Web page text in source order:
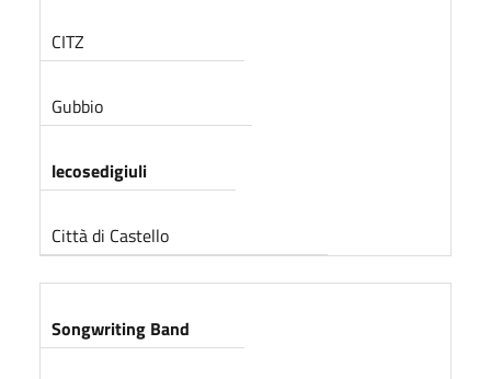
CITZ
Gubbio
lecosedigiuli
Città di Castello
Songwriting Band